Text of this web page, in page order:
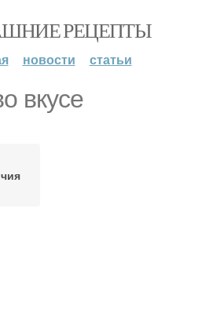
РЕЦЕПТЫ
новости статьи
вкусе